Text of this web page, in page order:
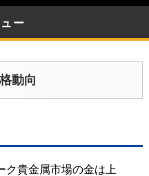
ー
動向
ク貴金属市場の金は上